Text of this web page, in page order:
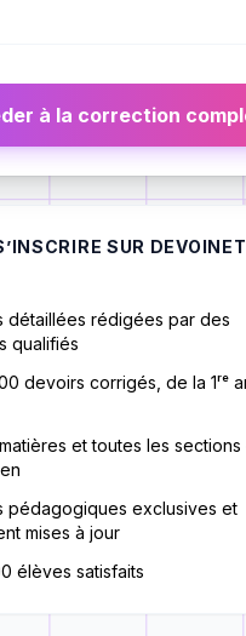
à la correction
SUR
détaillées rédigées par des
qualifiés
devoirs corrigés, de la 1ʳᵉ
et toutes les sections
pédagogiques exclusives et
mises à jour
élèves satisfaits